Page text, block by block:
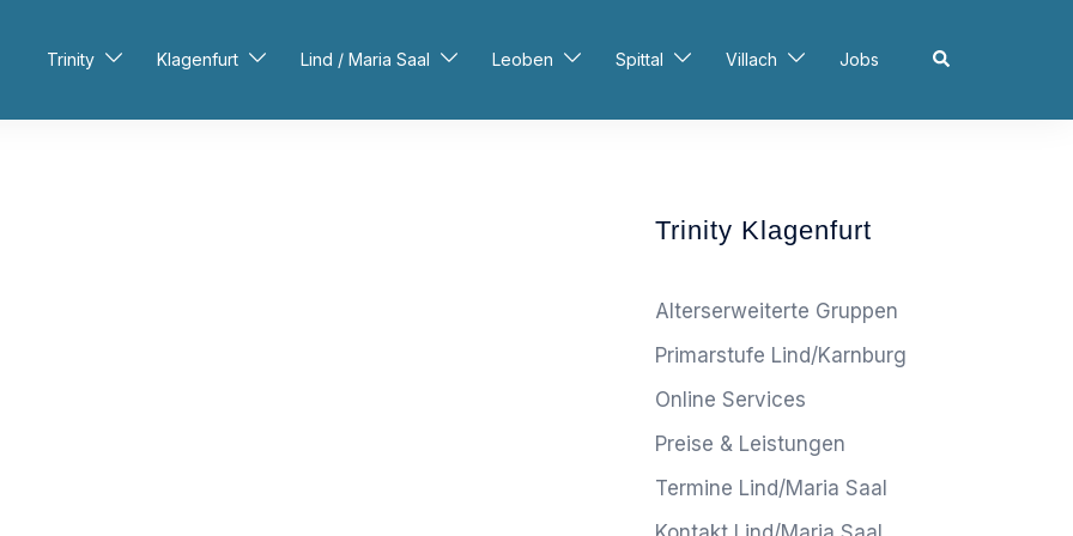
Trinity Klagenfurt Lind / Maria Saal Leoben Spittal Villach Jobs Search
Trinity Klagenfurt
Alterserweiterte Gruppen
Primarstufe Lind/Karnburg
Online Services
Preise & Leistungen
Termine Lind/Maria Saal